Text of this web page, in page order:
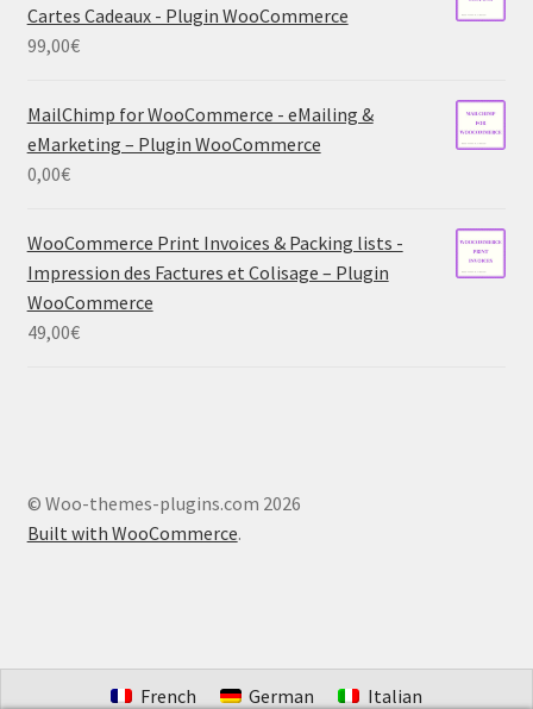
Cartes Cadeaux - Plugin WooCommerce
99,00€
MailChimp for WooCommerce - eMailing &
eMarketing – Plugin WooCommerce
0,00€
WooCommerce Print Invoices & Packing lists -
Impression des Factures et Colisage – Plugin
WooCommerce
49,00€
© Woo-themes-plugins.com 2026
Built with WooCommerce.
French German Italian